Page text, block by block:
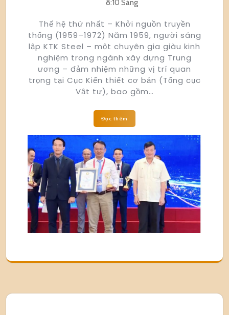
8:10 Sáng
Thế hệ thứ nhất – Khởi nguồn truyền
thống (1959–1972) Năm 1959, người sáng
lập KTK Steel – một chuyên gia giàu kinh
nghiệm trong ngành xây dựng Trung
ương – đảm nhiệm những vị trí quan
trọng tại Cục Kiến thiết cơ bản (Tổng cục
Vật tư), bao gồm…
Đọc thêm